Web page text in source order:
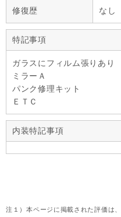
修復歴 なし
特記事項
ガラスにフィルム張りあり
ミラーＡ
パンク修理キット
ＥＴＣ
内装特記事項
注１）本ページに掲載された評価は